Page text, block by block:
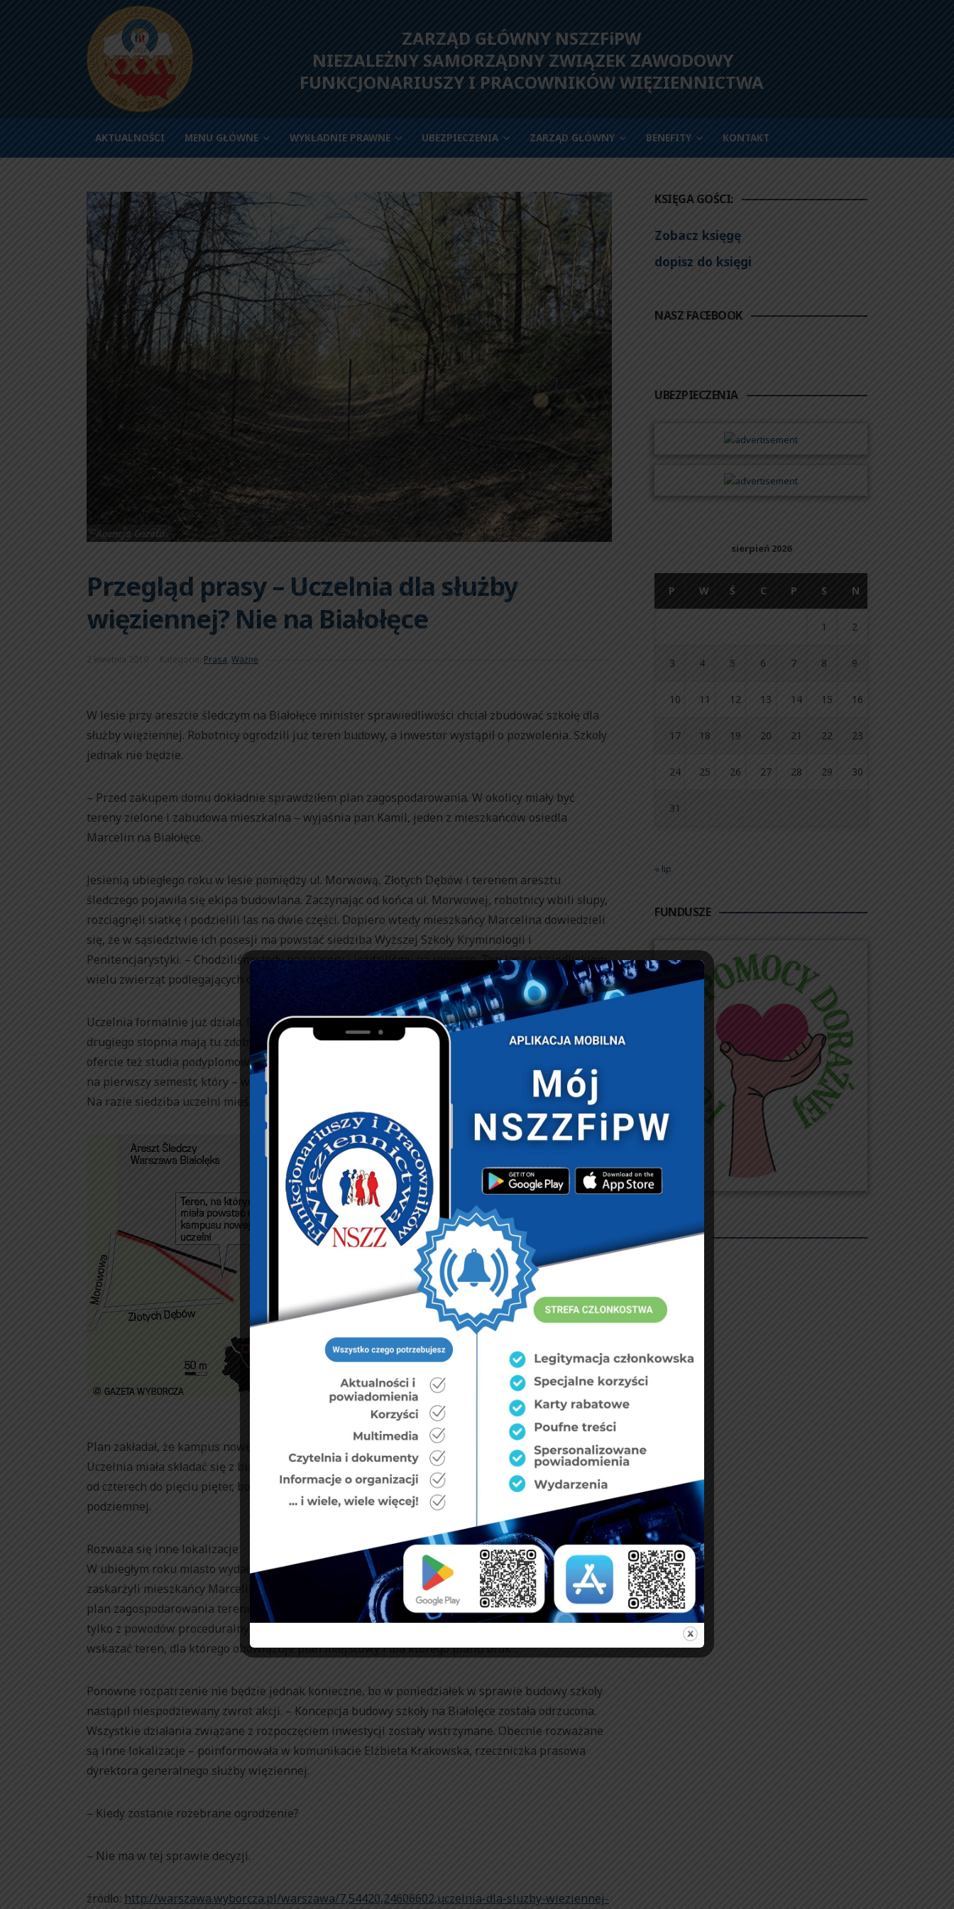
ZARZĄD GŁÓWNY NSZZFiPW
NIEZALEŻNY SAMORZĄDNY ZWIĄZEK ZAWODOWY
FUNKCJONARIUSZY I PRACOWNIKÓW WIĘZIENNICTWA
AKTUALNOŚCI MENU GŁÓWNE WYKŁADNIE PRAWNE UBEZPIECZENIA ZARZĄD GŁÓWNY BENEFITY KONTAKT
Przegląd prasy – Uczelnia dla służby
więziennej? Nie na Białołęce
2 kwietnia 2019 Kategorie: Prasa, Ważne
W lesie przy areszcie śledczym na Białołęce minister sprawiedliwości chciał zbudować szkołę dla
służby więziennej. Robotnicy ogrodzili już teren budowy, a inwestor wystąpił o pozwolenia. Szkoły
jednak nie będzie.
– Przed zakupem domu dokładnie sprawdziłem plan zagospodarowania. W okolicy miały być
tereny zielone i zabudowa mieszkalna – wyjaśnia pan Kamil, jeden z mieszkańców osiedla
Marcelin na Białołęce.
Jesienią ubiegłego roku w lesie pomiędzy ul. Morwową, Złotych Dębów i terenem aresztu
śledczego pojawiła się ekipa budowlana. Zaczynając od końca ul. Morwowej, robotnicy wbili słupy,
rozciągnęli siatkę i podzielili las na dwie części. Dopiero wtedy mieszkańcy Marcelina dowiedzieli
się, że w sąsiedztwie ich posesji ma powstać siedziba Wyższej Szkoły Kryminologii i
Penitencjarystyki. – Chodziliśmy tędy na spacery i jeździliśmy na rowerze. Ten las jest siedliskiem
wielu zwierząt podlegających ochronie – wylicza pan Marcin.
Uczelnia formalnie już działa. Powstała z początkiem roku. Wyższe wykształcenie pierwszego i
drugiego stopnia mają tu zdobywać funkcjonariusze i pracownicy służby więziennej. Szkoła ma w
ofercie też studia podyplomowe, np. dla kuratorów lub sędziów penitencjarnych. Wciąż trwa nabór
na pierwszy semestr, który – według informacji sprzed kilku tygodni – miał rozpocząć się jesienią.
Na razie siedziba uczelni mieści się przy ul. Wiśniowej 50.
Las obok aresztu BiałołękaGazeta Wyborcza
Plan zakładał, że kampus nowej szkoły powstanie w sąsiedztwie aresztu śledczego na Białołęce.
Uczelnia miała składać się z budynku dydaktycznego o pięciu kondygnacjach, trzech akademików
od czterech do pięciu pięter, boiska, parkingu naziemnego i garaży oraz strzelnicy w części
podziemnej.
Rozważa się inne lokalizacje
W ubiegłym roku miasto wydało pozytywną decyzję o warunkach zabudowy, ale postanowienie
zaskarżyli mieszkańcy Marcelina, którzy twierdzą, że takiej inwestycji nie przewiduje tamtejszy
plan zagospodarowania terenu. Samorządowe Kolegium Odwoławcze uchyliło decyzję miasta, ale
tylko z powodów proceduralnych. Urzędnicy mieli rozpatrzyć decyzję jeszcze raz i „wyraźnie
wskazać teren, dla którego obowiązuje plan miejscowy i dla którego planu brak”.
Ponowne rozpatrzenie nie będzie jednak konieczne, bo w poniedziałek w sprawie budowy szkoły
nastąpił niespodziewany zwrot akcji. – Koncepcja budowy szkoły na Białołęce została odrzucona.
Wszystkie działania związane z rozpoczęciem inwestycji zostały wstrzymane. Obecnie rozważane
są inne lokalizacje – poinformowała w komunikacie Elżbieta Krakowska, rzeczniczka prasowa
dyrektora generalnego służby więziennej.
– Kiedy zostanie rozebrane ogrodzenie?
– Nie ma w tej sprawie decyzji.
źródło: http://warszawa.wyborcza.pl/warszawa/7,54420,24606602,uczelnia-dla-sluzby-wieziennej-
KSIĘGA GOŚCI:
Zobacz księgę
dopisz do księgi
NASZ FACEBOOK
UBEZPIECZENIA
sierpień 2026
P W Ś C P S N
1 2
3 4 5 6 7 8 9
10 11 12 13 14 15 16
17 18 19 20 21 22 23
24 25 26 27 28 29 30
31
« lip
FUNDUSZE
REKLAMY